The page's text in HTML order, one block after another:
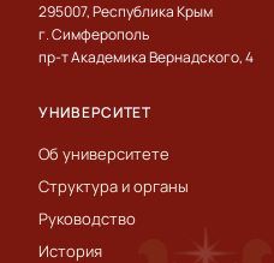
295007, Республика Крым
г. Симферополь
пр-т Академика Вернадского, 4
УНИВЕРСИТЕТ
Об университете
Структура и органы
Руководство
История